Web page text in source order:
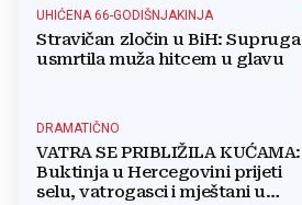
UHIĆENA 66-GODIŠNJAKINJA
Stravičan zločin u BiH: Supruga
usmrtila muža hitcem u glavu
DRAMATIČNO
VATRA SE PRIBLIŽILA KUĆAMA:
Buktinja u Hercegovini prijeti
selu, vatrogasci i mještani u